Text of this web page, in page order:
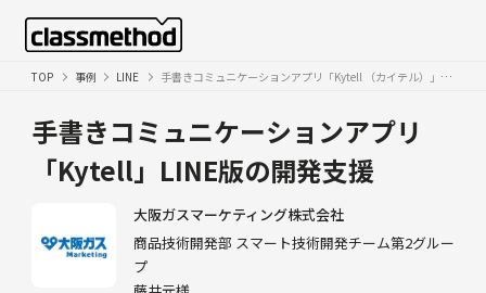
TOP 事例 LINE 手書きコミュニケーションアプリ「Kytell （カイテル）」LINE版の開発支援
手書きコミュニケーションアプリ
「Kytell」 LINE版の開発支援
大阪ガスマーケティング株式会社
商品技術開発部 スマート技術開発チーム第2グルー
プ